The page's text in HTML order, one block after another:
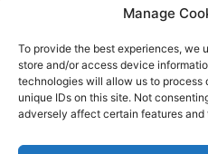
Manage
To provide the best experiences, we
store and/or access device
technologies will allow us to process
unique IDs on this site. Not
adversely affect certain features and
Podlech, il Cile lo ha
all’ergastolo
Era ubriaca…